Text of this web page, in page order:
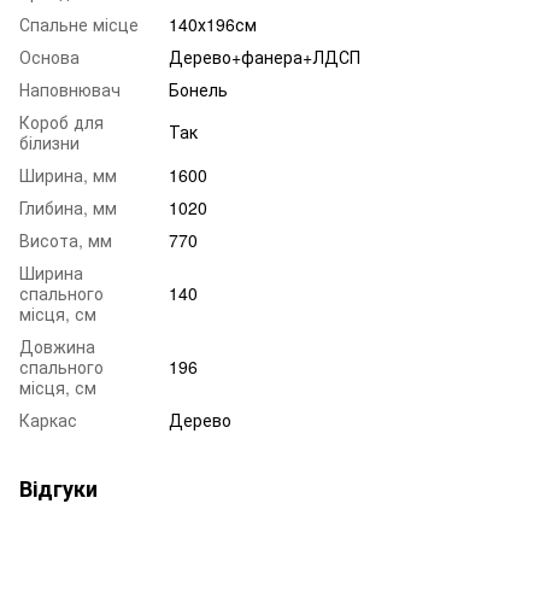
Спальне місце
140х196см
Основа
Дерево+фанера+ЛДСП
Наповнювач
Бонель
Короб для
білизни
Так
Ширина, мм
1600
Глибина, мм
1020
Висота, мм
770
Ширина
спального
місця, см
140
Довжина
спального
місця, см
196
Каркас Дерево
Відгуки